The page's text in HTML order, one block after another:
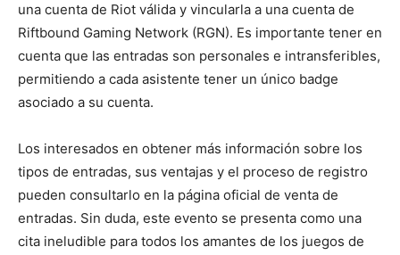
una cuenta de Riot válida y vincularla a una cuenta de
Riftbound Gaming Network (RGN). Es importante tener en
cuenta que las entradas son personales e intransferibles,
permitiendo a cada asistente tener un único badge
asociado a su cuenta.
Los interesados en obtener más información sobre los
tipos de entradas, sus ventajas y el proceso de registro
pueden consultarlo en la página oficial de venta de
entradas. Sin duda, este evento se presenta como una
cita ineludible para todos los amantes de los juegos de